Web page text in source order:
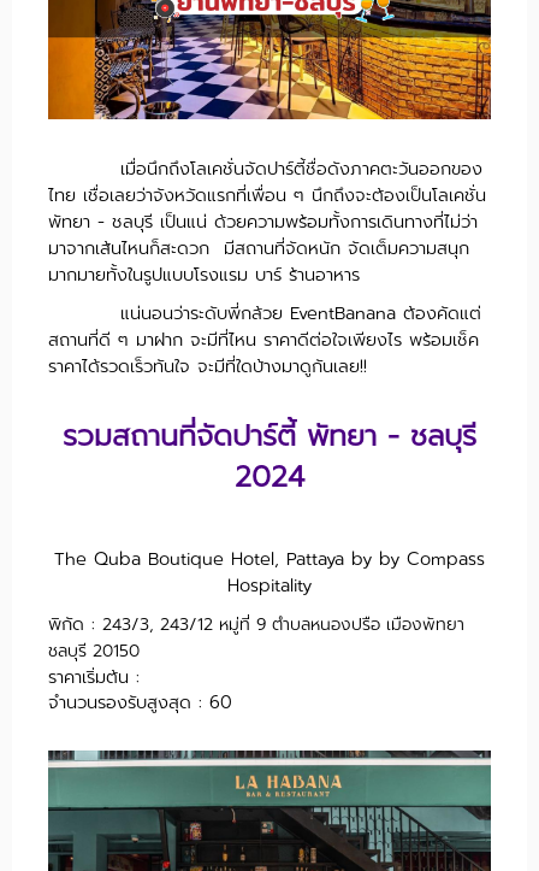
เมื่อนึกถึงโลเคชั่นจัดปาร์ตี้ชื่อดังภาคตะวันออกของ
ไทย เชื่อเลยว่าจังหวัดแรกที่เพื่อน ๆ นึกถึงจะต้องเป็นโลเคชั่น
พัทยา - ชลบุรี เป็นแน่ ด้วยความพร้อมทั้งการเดินทางที่ไม่ว่า
มาจากเส้นไหนก็สะดวก มีสถานที่จัดหนัก จัดเต็มความสนุก
มากมายทั้งในรูปแบบโรงแรม บาร์ ร้านอาหาร
แน่นอนว่าระดับพี่กล้วย EventBanana ต้องคัดแต่
สถานที่ดี ๆ มาฝาก จะมีที่ไหน ราคาดีต่อใจเพียงไร พร้อมเช็ค
ราคาได้รวดเร็วทันใจ จะมีที่ใดบ้างมาดูกันเลย!!
รวมสถานที่จัดปาร์ตี้ พัทยา - ชลบุรี
2024
The Quba Boutique Hotel, Pattaya by by Compass
Hospitality
พิกัด : 243/3, 243/12 หมู่ที่ 9 ตำบลหนองปรือ เมืองพัทยา
ชลบุรี 20150
ราคาเริ่มต้น :
จำนวนรองรับสูงสุด : 60